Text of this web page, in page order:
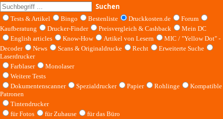
Suchen
Tests & Artikel Bingo Bestenliste Druckkosten.de
Forum
Kaufberatung
Drucker-Finder Preisvergleich & Cashback
Mein DC
English articles
Know-How Artikel von Lesern
MIC / "Yellow Dot" -
Decoder
News Scans & Originaldrucke Recht
Erweiterte Suche
Laserdrucker
Farblaser
Monolaser
Weitere Tests
Dokumentenscanner
Spezialdrucker Papier Rohlinge
Kompatible
Patronen
Tintendrucker
für Fotos
für Zuhause
für das Büro